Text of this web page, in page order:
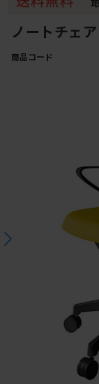
ノートチェ
商品コード